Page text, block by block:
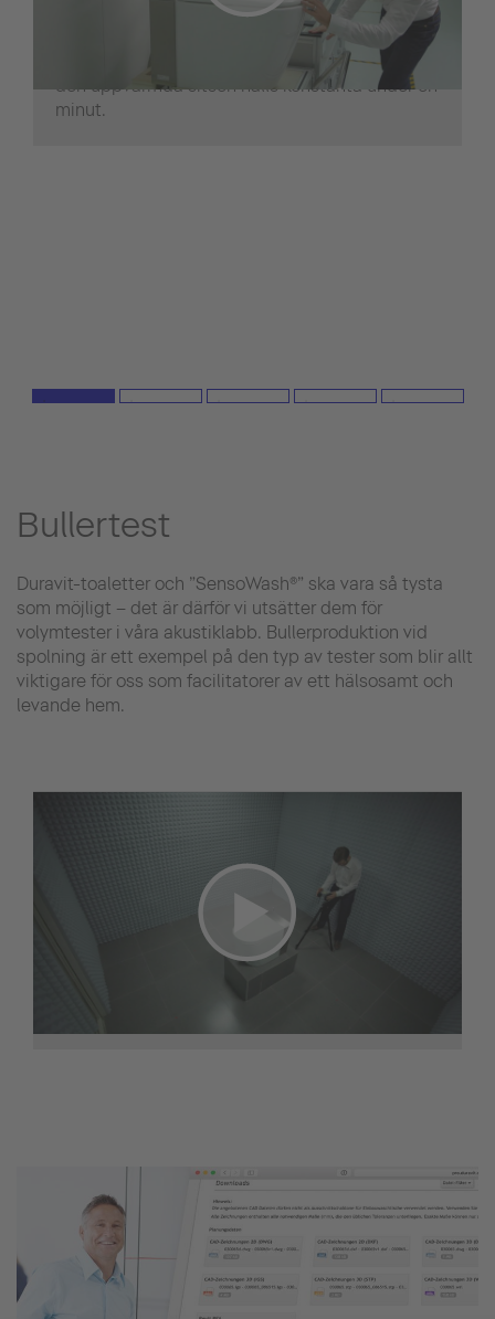
för långtidstestning. Under upp till 50 000
cykler kontrollerar detta test om varmluftsblåse
temperatur, luftvolymen och temperaturen på
den uppvärmda sitsen hålls konstanta under en
minut.
Bullertest
Duravit-toaletter och ”SensoWash®” ska vara så tysta
som möjligt – det är därför vi utsätter dem för
volymtester i våra akustiklabb. Bullerproduktion vid
spolning är ett exempel på den typ av tester som blir allt
viktigare för oss som facilitatorer av ett hälsosamt och
levande hem.
Ljudet som alstras vid spolning eller av
"SensoWash"-duschfunktionen mäts i ett helt
akustiskt isolerat rum med hjälp av en mycket
känslig mätanordning placerad i fem positioner